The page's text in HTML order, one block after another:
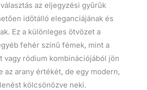
az eljegyzési gyűrűk
időtálló eleganciájának és
Ez a különleges ötvözet a
fehér színű fémek, mint a
vagy ródium kombinációjából jön
az arany értékét, de egy modern,
kölcsönözve neki.